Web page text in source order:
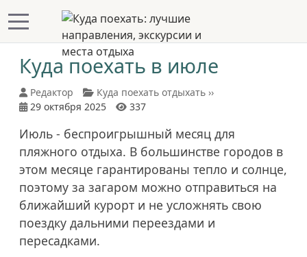
Mobile Menu Toggle
Куда поехать в июле
Редактор
Куда поехать отдыхать ››
29 октября 2025
337
Июль - беспроигрышный месяц для
пляжного отдыха. В большинстве городов в
этом месяце гарантированы тепло и солнце,
поэтому за загаром можно отправиться на
ближайший курорт и не усложнять свою
поездку дальними переездами и
пересадками.